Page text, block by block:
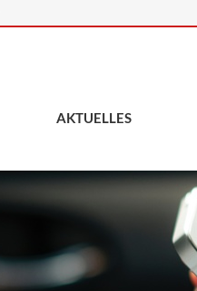
AKTUELLES